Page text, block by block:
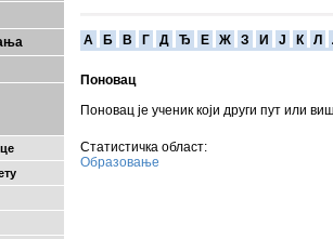
A Б В Г Д Ђ Е Ж З И Ј К Л
Поновац
Поновац је ученик који други пут или
Статистичка област:
Образовање